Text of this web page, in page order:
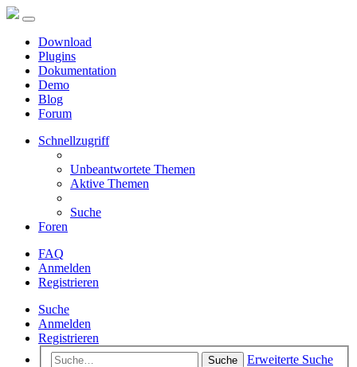
Download
Plugins
Dokumentation
Demo
Blog
Forum
Schnellzugriff
Unbeantwortete Themen
Aktive Themen
Suche
Foren
FAQ
Anmelden
Registrieren
Suche
Anmelden
Registrieren
Suche Erweiterte Suche